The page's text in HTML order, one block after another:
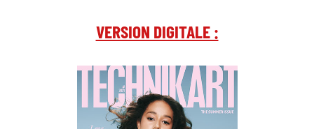
VERSION DIGITALE :